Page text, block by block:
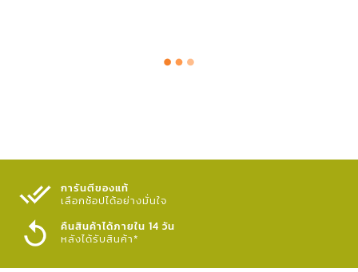
การันตีของแท้
เลือกช้อปได้อย่างมั่นใจ​
คืนสินค้าได้ภายใน 14 วัน
หลังได้รับสินค้า*